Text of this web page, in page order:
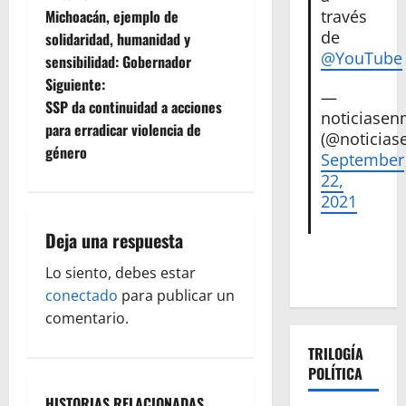
a
v
e
g
c
i
ó
Michoacán, ejemplo de
solidaridad, humanidad y
sensibilidad: Gobernador
Siguiente:
SSP da continuidad a acciones
para erradicar violencia de
género
Deja una respuesta
Lo siento, debes estar
conectado para publicar un
comentario.
través
de
@YouTube
—
September
22,
2021
TRILOGÍA
POLÍTICA